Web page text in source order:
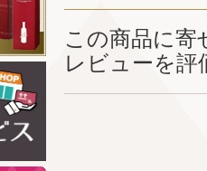
この商品に
レビューを評